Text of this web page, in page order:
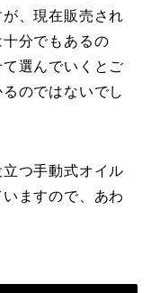
、現在販売され
分でもあるの
選んでいくとご
のではないでし
つ手動式オイル
ますので、あわ